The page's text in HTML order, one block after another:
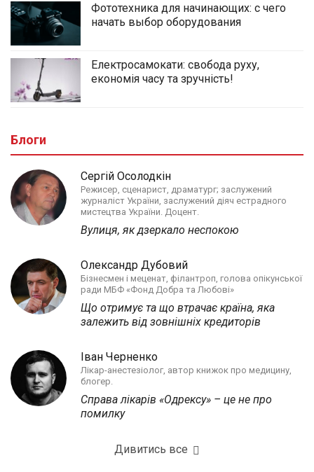
Фототехника для начинающих: с чего
начать выбор оборудования
Електросамокати: свобода руху,
економія часу та зручність!
Блоги
Сергій Осолодкін
Режисер, сценарист, драматург; заслужений
журналіст України, заслужений діяч естрадного
мистецтва України. Доцент.
Вулиця, як дзеркало неспокою
Олександр Дубовий
Бізнесмен і меценат, філантроп, голова опікунської
ради МБФ «Фонд Добра та Любові»
Що отримує та що втрачає країна, яка
залежить від зовнішніх кредиторів
Іван Черненко
Лікар-анестезіолог, автор книжок про медицину,
блогер.
Справа лікарів «Одрексу» – це не про
помилку
Дивитись все